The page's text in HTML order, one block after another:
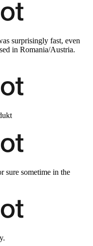
surprisingly fast, even
in Romania/Austria.
sure sometime in the